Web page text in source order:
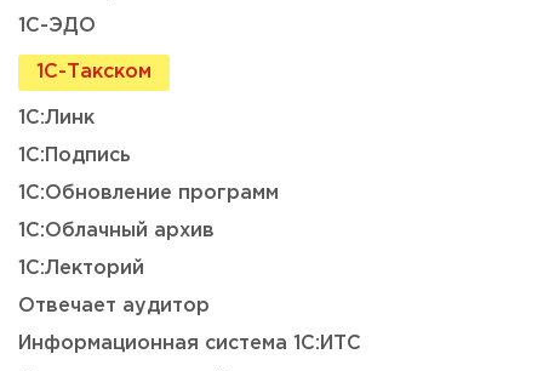
1С-ЭДО
1С-Такском
1С:Линк
1С:Подпись
1С:Обновление программ
1С:Облачный архив
1С:Лекторий
Отвечает аудитор
Информационная система 1С:ИТС